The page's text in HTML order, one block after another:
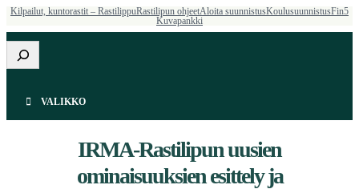
Kilpailut, kuntorastit – RastilippuRastilipun ohjeetAloita suunnistusKoulusuunnistusFin5
Kuvapankki
Etsi
VALIKKO
IRMA-Rastilipun uusien
ominaisuuksien esittely ja